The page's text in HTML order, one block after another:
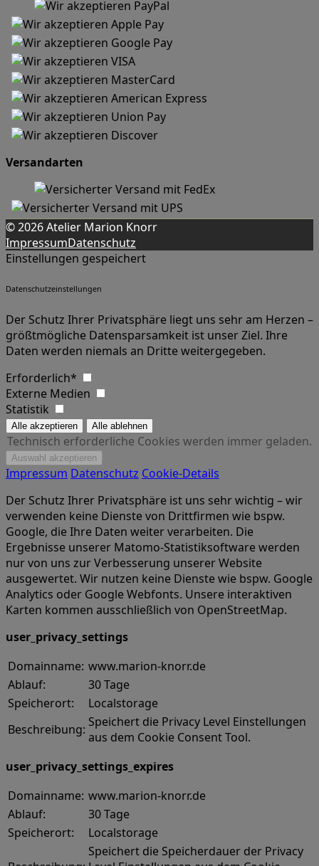
Versandarten
© 2026 Atelier Marion Knorr
ImpressumDatenschutz
Einstellungen gespeichert
Datenschutzeinstellungen
Der Schutz Ihrer Privatsphäre liegt uns sehr am Herzen –
größtmögliche Datensparsamkeit ist unser Ziel. Ihre
Daten werden niemals an Dritte weitergegeben.
Erforderlich*
Externe Medien
Statistik
Technisch erforderliche Cookies werden immer geladen.
Impressum Datenschutz Cookie-Details
Der Schutz Ihrer Privatsphäre ist uns sehr wichtig – wir
verwenden keine Dienste von Drittfirmen wie bspw.
Google, die Ihre Daten weiter verarbeiten. Die
Ergebnisse unserer Matomo-Statistiksoftware werden
nur von uns zur Verbesserung unserer Website
ausgewertet. Wir nutzen keine Dienste wie bspw. Google
Analytics oder Google Webfonts. Unsere interaktiven
Karten kommen ausschließlich von OpenStreetMap.
user_privacy_settings
Domainname: www.marion-knorr.de
Ablauf:
30 Tage
Speicherort:
Localstorage
Beschreibung: Speichert die Privacy Level Einstellungen
aus dem Cookie Consent Tool.
user_privacy_settings_expires
Domainname: www.marion-knorr.de
Ablauf:
30 Tage
Speicherort:
Localstorage
Speichert die Speicherdauer der Privacy